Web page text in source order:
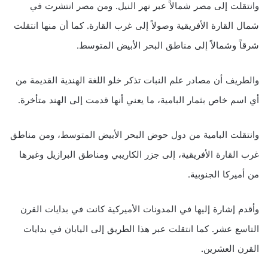
وانتقلت إلى مصر شمالاً عبر نهر النيل. ومن مصر انتشرت في
شمال القارة الأفريقية وصولاً إلى غرب القارة. كما أن منها انتقلت
شرقاً وشمالاً إلى مناطق البحر الأبيض المتوسط.
والطريف أن مصادر علم النبات تذكر خلو اللغة الهندية القديمة من
أي اسم خاص بثمار البامية، ما يعني أنها قدمت إلى الهند متأخرة.
وانتقلت البامية من دول حوض البحر الأبيض المتوسط، ومن مناطق
غرب القارة الأفريقية، إلى جزر الكاريبي ومناطق البرازيل وغيرها
من أميركا الجنوبية.
وأقدم إشارة إليها في المدونات الأميركية كانت في بدايات القرن
التاسع عشر. كما انتقلت عبر هذا الطريق إلى اليابان في بدايات
القرن العشرين.